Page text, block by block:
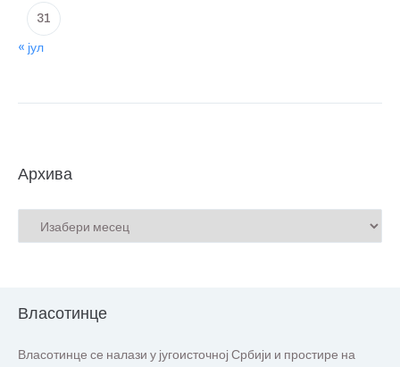
31
« јул
Архива
Власотинце
Власотинце се налази у југоисточној Србији и простире на